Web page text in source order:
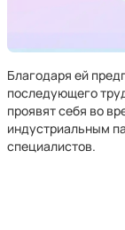
Благодаря ей
последующего
проявят себя во
индустриальным
специалистов.